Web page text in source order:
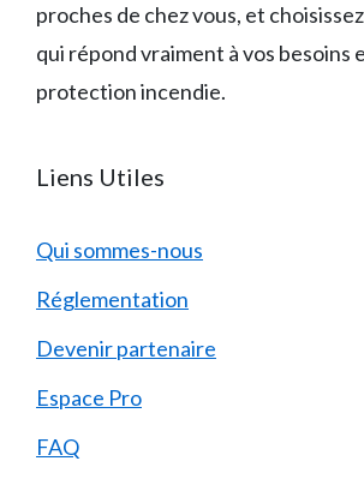
proches de chez vous, et
qui répond vraiment à vos besoins
protection incendie.
Liens Utiles
Qui sommes-nous
Réglementation
Devenir partenaire
Espace Pro
FAQ